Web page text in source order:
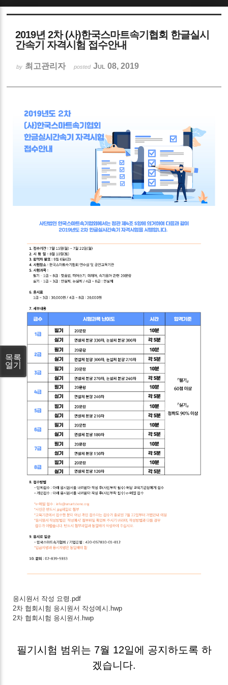
2019년 2차 (사)한국스마트속기협회 한글실시
간속기 자격시험 접수안내
by 최고관리자 posted Jul 08, 2019
응시원서 작성 요령.pdf
2차 협회시험 응시원서 작성예시.hwp
2차 협회시험 응시원서.hwp
필기시험 범위는 7월 12일에 공지하도록 하
겠습니다.
목록
열기
Sketchbook5, 스케치북5
Sketchbook5, 스케치북5